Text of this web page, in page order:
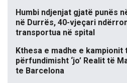
Humbi ndjenjat gjatë punës
në Durrës, 40-vjeçari
transportua në spital
Kthesa e madhe e
përfundimisht ‘jo’ Realit të
te Barcelona